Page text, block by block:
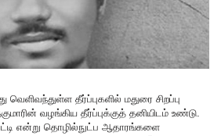
தீர்ப்புகளில் மதுரை சிறப்பு
வழங்கிய தீர்ப்புக்குத் தனியிடம் உண்டு.
என்று தொழில்நுட்ப ஆதாரங்களை